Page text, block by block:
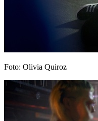
Foto: Olivia Quiroz